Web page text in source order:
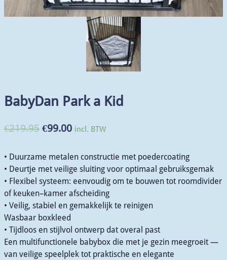
BabyDan Park a Kid
€219.95 €99.00 incl. BTW
• Duurzame metalen constructie met poedercoating
• Deurtje met veilige sluiting voor optimaal gebruiksgemak
• Flexibel systeem: eenvoudig om te bouwen tot roomdivider
of keuken–kamer afscheiding
• Veilig, stabiel en gemakkelijk te reinigen
Wasbaar boxkleed
• Tijdloos en stijlvol ontwerp dat overal past
Een multifunctionele babybox die met je gezin meegroeit —
van veilige speelplek tot praktische en elegante